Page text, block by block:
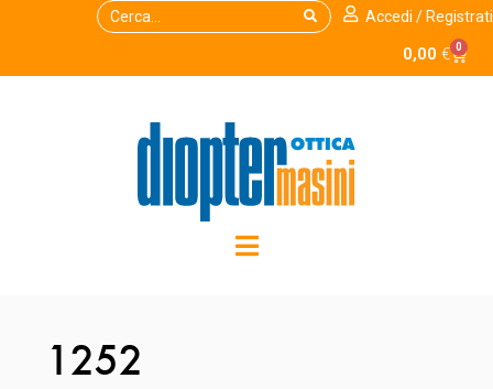
Accedi / Registrati
0,00 € 0
1252